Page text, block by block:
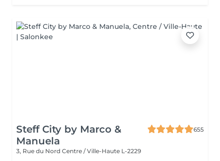
Steff City by Marco &
Manuela
655
3, Rue du Nord Centre / Ville-Haute L-2229